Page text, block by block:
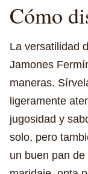
Cómo
La versatilidad
Jamones
maneras.
ligeramente
jugosidad y
solo, pero
un buen pan